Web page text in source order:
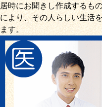
居時にお聞きし作成するも
により、その人らしい生活
ます。